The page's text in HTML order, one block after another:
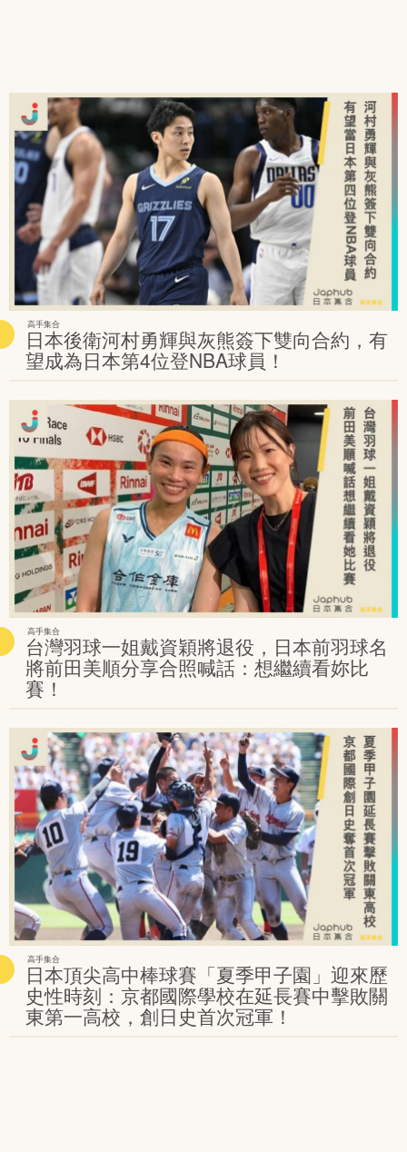
高手集合
日本後衛河村勇輝與灰熊簽下雙向合約，有
望成為日本第4位登NBA球員！
高手集合
台灣羽球一姐戴資穎將退役，日本前羽球名
將前田美順分享合照喊話：想繼續看妳比
賽！
高手集合
日本頂尖高中棒球賽「夏季甲子園」迎來歷
史性時刻：京都國際學校在延長賽中擊敗關
東第一高校，創日史首次冠軍！